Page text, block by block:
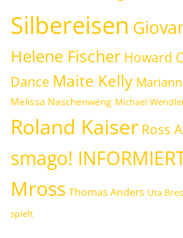
Silbereisen
Helene Fischer Howard
Dance Maite Kelly
Melissa Naschenweng Michael
Roland Kaiser Ross
smago!
Mross Thomas Anders Uta
spielt